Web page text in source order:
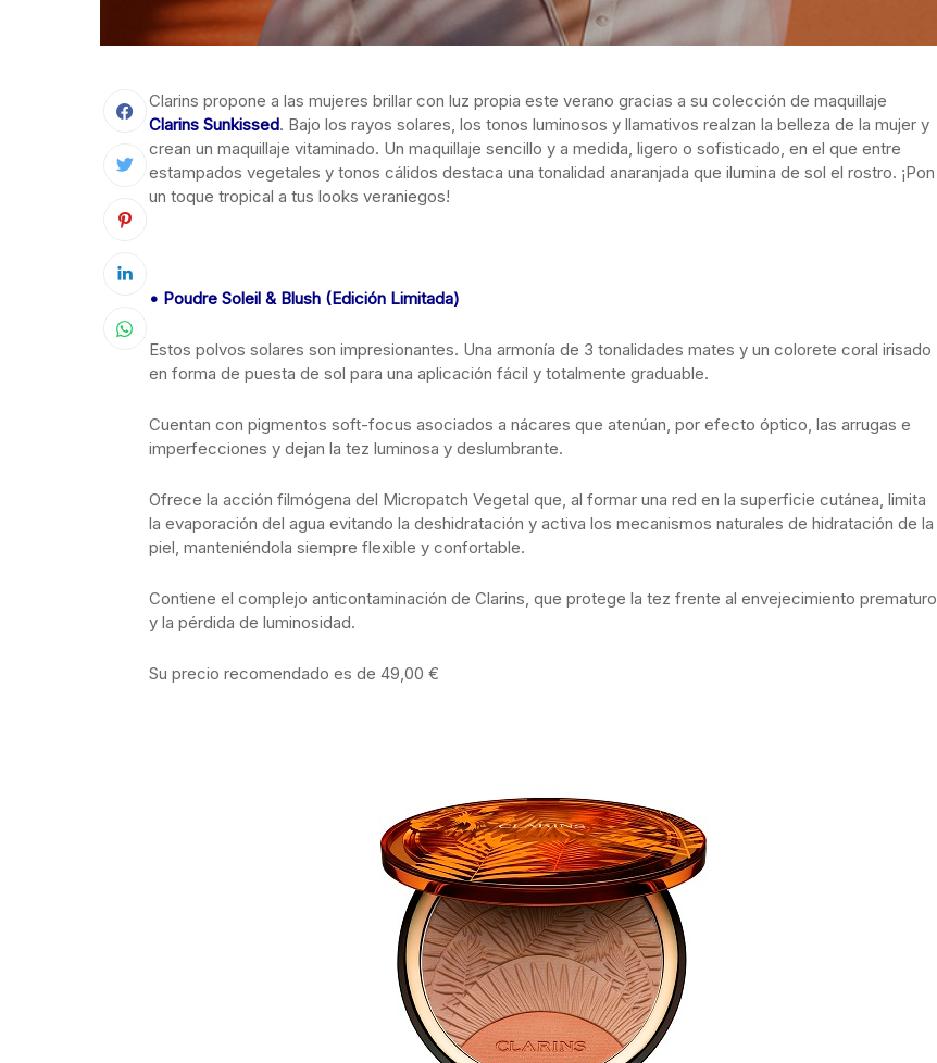
Clarins propone a las mujeres brillar con luz propia este verano gracias a su colección de maquillaje
Clarins Sunkissed. Bajo los rayos solares, los tonos luminosos y llamativos realzan la belleza de la mujer y
crean un maquillaje vitaminado. Un maquillaje sencillo y a medida, ligero o sofisticado, en el que entre
estampados vegetales y tonos cálidos destaca una tonalidad anaranjada que ilumina de sol el rostro. ¡Pon
un toque tropical a tus looks veraniegos!
• Poudre Soleil & Blush (Edición Limitada)
Estos polvos solares son impresionantes. Una armonía de 3 tonalidades mates y un colorete coral irisado
en forma de puesta de sol para una aplicación fácil y totalmente graduable.
Cuentan con pigmentos soft-focus asociados a nácares que atenúan, por efecto óptico, las arrugas e
imperfecciones y dejan la tez luminosa y deslumbrante.
Ofrece la acción filmógena del Micropatch Vegetal que, al formar una red en la superficie cutánea, limita
la evaporación del agua evitando la deshidratación y activa los mecanismos naturales de hidratación de la
piel, manteniéndola siempre flexible y confortable.
Contiene el complejo anticontaminación de Clarins, que protege la tez frente al envejecimiento prematuro
y la pérdida de luminosidad.
Su precio recomendado es de 49,00 €